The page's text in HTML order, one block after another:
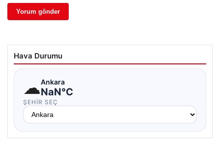
Hava Durumu
☁Ankara
NaN°C
ŞEHIR SEÇ